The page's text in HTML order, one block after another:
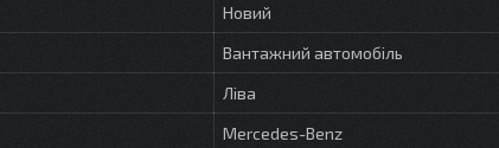
Новий
Вантажний автомобіль
Ліва
Mercedes-Benz